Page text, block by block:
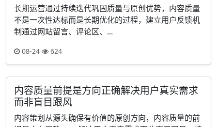
长期运营通过持续迭代巩固质量与原创优势，内容质量
不是一次性达标而是长期优化的过程，建立用户反馈机
制通过网站留言、评论区、...
08-24 624
内容质量前提是方向正确解决用户真实需求
而非盲目跟风
内容策划从源头确保有价值的原创方向，内容质量的前